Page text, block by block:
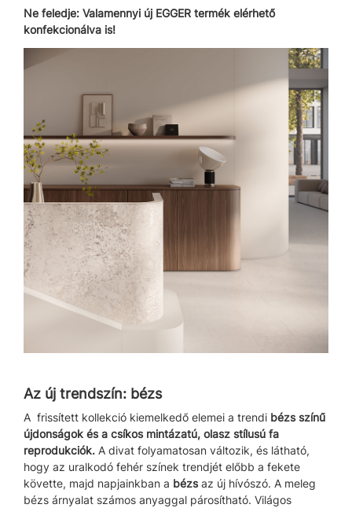
Ne feledje: Valamennyi új EGGER termék elérhető
konfekcionálva is!
Az új trendszín: bézs
A frissített kollekció kiemelkedő elemei a trendi bézs színű
újdonságok és a csíkos mintázatú, olasz stílusú fa
reprodukciók. A divat folyamatosan változik, és látható,
hogy az uralkodó fehér színek trendjét előbb a fekete
követte, majd napjainkban a bézsaz új hívószó. A meleg
bézs árnyalat számos anyaggal párosítható. Világos